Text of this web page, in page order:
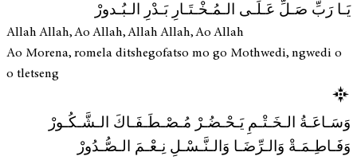
يَـا رَبِّ صَـلِّ عَـلَـى الـمُـخْـتَـارِ بَـدْرِ الـبُـدورْ
Allah Allah, Ao Allah, Allah Allah, Ao Allah
Ao Morena, romela ditshegofatso mo go Mothwedi, ngwedi o
o tletseng
وَسَـاعَـةُ الـخَـتْـمِ يَـحْـضُـرْ مُـصْـطَـفَـاكَ الـشَّـكُـورْ
وَفَـاطِـمَـةْ وَالـرِّضَـا وَالـنَّـسْـلِ نِـعْـمَ الـصُّـدُورْ